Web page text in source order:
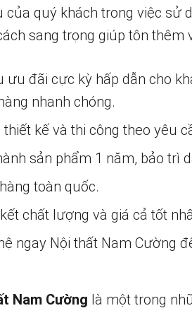
của quý khách trong việc sử
sang trọng giúp tôn thêm
ưu đãi cực kỳ hấp dẫn cho
nhanh chóng.
thiết kế và thi công theo yêu
sản phẩm 1 năm, bảo trì
toàn quốc.
chất lượng và giá cả tốt
ngay Nội thất Nam Cường
Nam Cường là một trong